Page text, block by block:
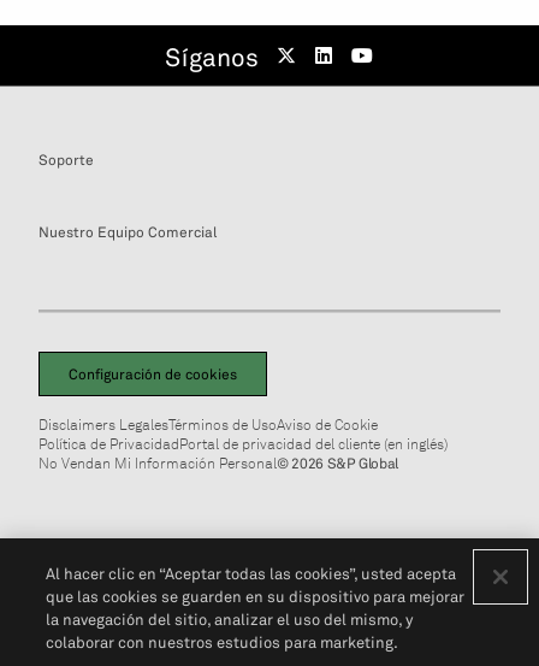
Síganos
Soporte
Nuestro Equipo Comercial
Configuración de cookies
Disclaimers LegalesTérminos de UsoAviso de Cookie
Política de PrivacidadPortal de privacidad del cliente (en inglés)
No Vendan Mi Información Personal© 2026 S&P Global
Al hacer clic en “Aceptar todas las cookies”, usted acepta
que las cookies se guarden en su dispositivo para mejorar
la navegación del sitio, analizar el uso del mismo, y
colaborar con nuestros estudios para marketing.